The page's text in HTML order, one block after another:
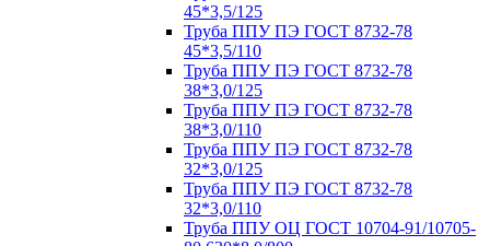
45*3,5/125
Труба ППУ ПЭ ГОСТ 8732-78
45*3,5/110
Труба ППУ ПЭ ГОСТ 8732-78
38*3,0/125
Труба ППУ ПЭ ГОСТ 8732-78
38*3,0/110
Труба ППУ ПЭ ГОСТ 8732-78
32*3,0/125
Труба ППУ ПЭ ГОСТ 8732-78
32*3,0/110
Труба ППУ ОЦ ГОСТ 10704-91/10705-